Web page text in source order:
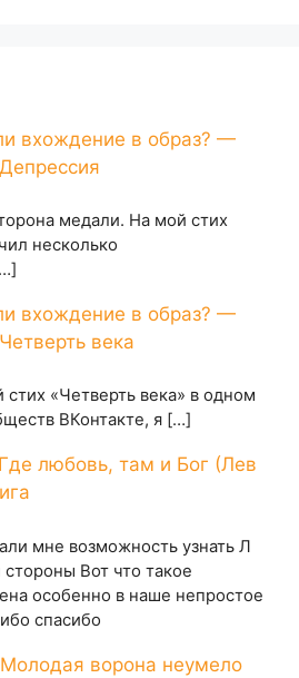
вхождение в образ? —
Депрессия
медали. На мой стих
несколько
вхождение в образ? —
Четверть века
«Четверть века» в одном
ВКонтакте, я […]
Где любовь, там и Бог (Лев
мне возможность узнать Л
Вот что такое
особенно в наше непростое
спасибо
Молодая ворона неумело